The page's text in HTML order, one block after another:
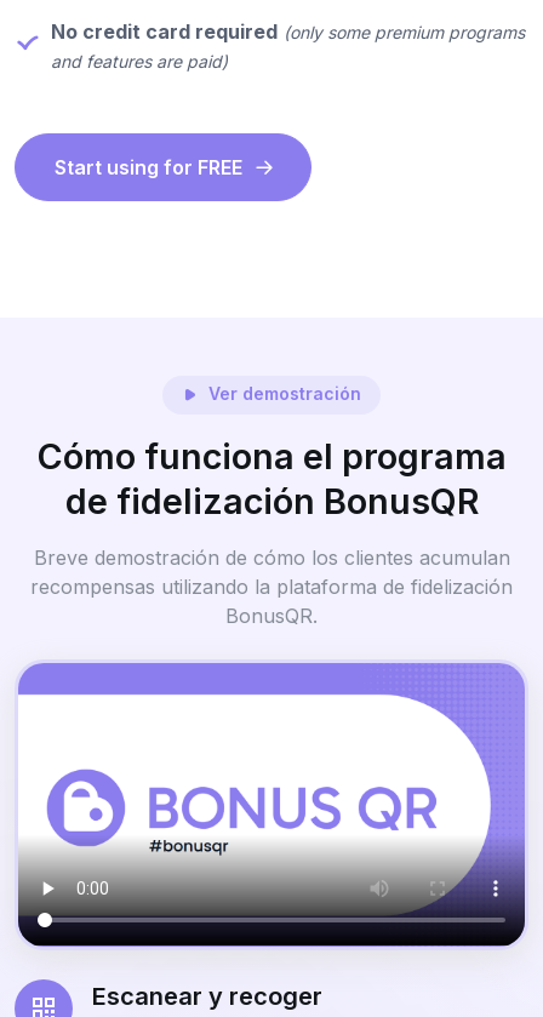
No credit card required (only some premium programs
and features are paid)
Start using for FREE
Ver demostración
Cómo funciona el programa
de fidelización BonusQR
Breve demostración de cómo los clientes acumulan
recompensas utilizando la plataforma de fidelización
BonusQR.
Escanear y recoger